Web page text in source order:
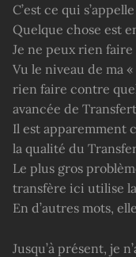
C’est ce qui
Quelque chose est
Je ne peux rien
Vu le niveau de ma
rien faire contre
avancée de
Il est apparemment
la qualité du
Le plus gros
transfère ici utilise
En d’autres mots,
Jusqu’à présent, je